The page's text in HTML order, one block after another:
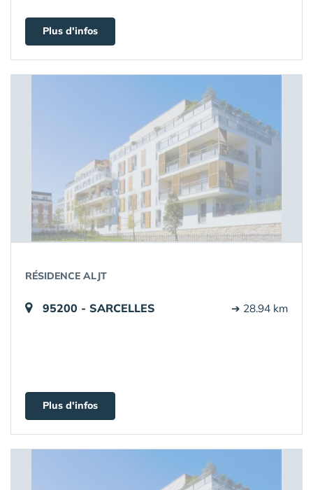
Plus d'infos
RÉSIDENCE ALJT
95200 - SARCELLES ➔ 28.94 km
Plus d'infos